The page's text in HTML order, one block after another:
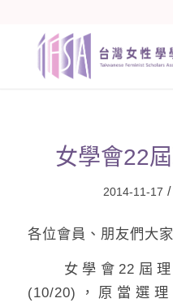
女學會22
2014-11-17 /
各位會員、朋友們大家
女學會22屆理
(10/20)，原當選